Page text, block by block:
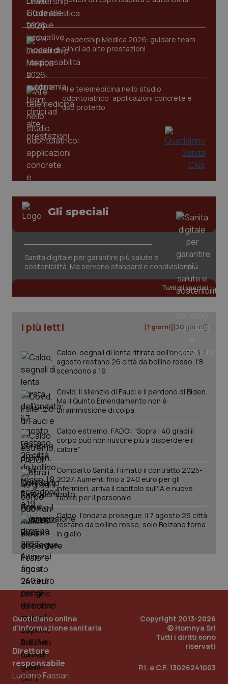
Leadership Medica 2026: guidare team
clinici ad alte prestazioni
AI e telemedicina nello studio
odontoiatrico: applicazioni concrete e
uso protetto
Gli speciali
Sanità digitale per garantire più salute e
sostenibilità. Ma servono standard e condivisione
Tutti gli speciali
I più letti [7 giorni] [30 giorni]
Caldo, segnali di lenta ritirata dell'ondata: il 7
agosto restano 26 città da bollino rosso, l'8
scendono a 19
Covid. Il silenzio di Fauci e il perdono di Biden.
Ma il Quinto Emendamento non è
un’ammissione di colpa
Caldo estremo, FADOI: “Sopra i 40 gradi il
corpo può non riuscire più a disperdere il
calore”
Comparto Sanità. Firmato il contratto 2025-
2027. Aumenti fino a 240 euro per gli
infermieri, arriva il capitolo sull'IA e nuove
tutele per il personale
Caldo, l’ondata prosegue. Il 7 agosto 26 città
restano da bollino rosso, solo Bolzano torna
in giallo
Quotidiano online
d'informazione sanitaria
Direttore
responsabile
Luciano Fassari
Copyright 2013-2026
© Homnya Srl
Tutti i diritti sono
riservati
P.I. e C.F. 13026241003
.youtube.com
www.quotidianosanita.it
www.quotidianosanita.it
session-id
_ga
Google LLC
PHPSESSID
www.quotidianosanita.it